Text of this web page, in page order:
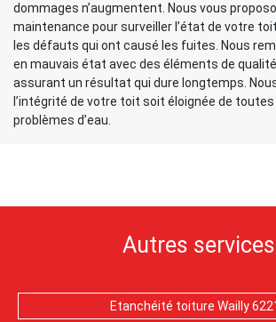
dommages n’augmentent. Nous vous
maintenance pour surveiller l’état de votre
les défauts qui ont causé les fuites. Nous
en mauvais état avec des éléments de
assurant un résultat qui dure longtemps.
l’intégrité de votre toit soit éloignée de
problèmes d’eau.
Autres services
Etanchéité toiture Wailly